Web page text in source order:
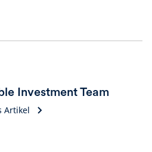
Investment Team
Artikel